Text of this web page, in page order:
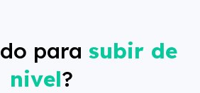
para subir de
nivel?